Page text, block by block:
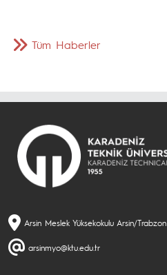
Tüm Haberler
Arsin Meslek Yüksekokulu Arsin/Trabzon
arsinmyo@ktu.edu.tr